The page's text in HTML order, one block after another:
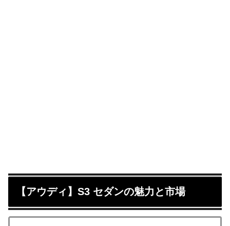
【アウディ】S3 セダンの魅力と市場